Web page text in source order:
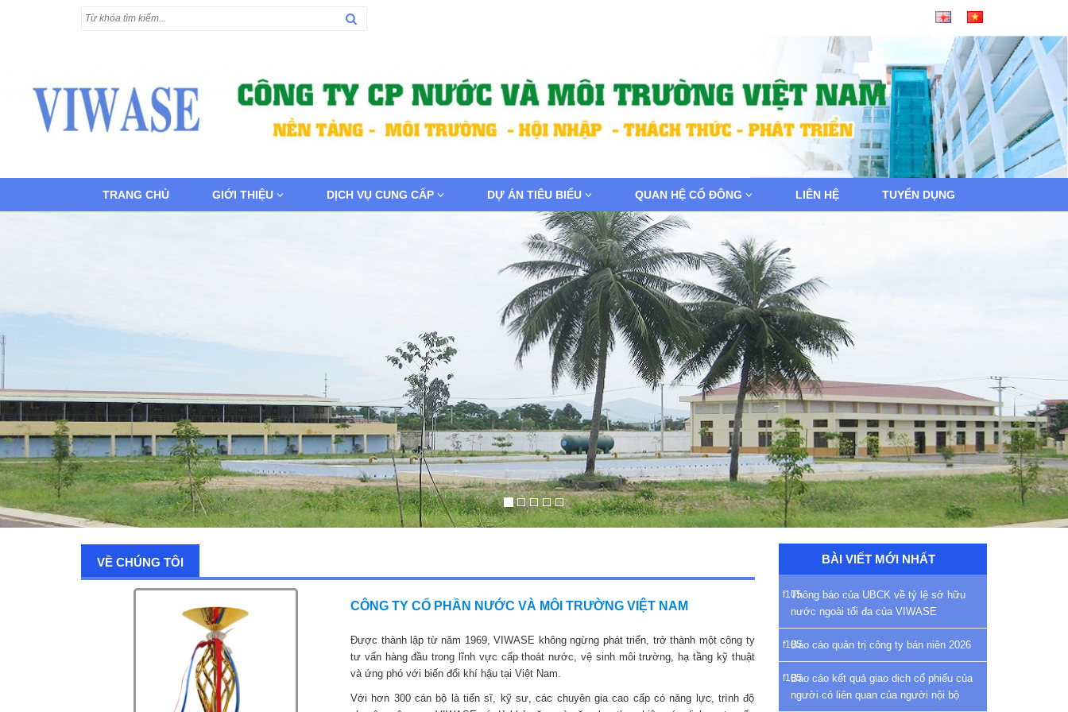
TRANG CHỦ GIỚI THIỆU DỊCH VỤ CUNG CẤP DỰ ÁN TIÊU BIỂU QUAN HỆ CỔ ĐÔNG LIÊN HỆ TUYỂN DỤNG
VỀ CHÚNG TÔI
CÔNG TY CỔ PHẦN NƯỚC VÀ MÔI TRƯỜNG VIỆT NAM
Được thành lập từ năm 1969, VIWASE không ngừng phát triển, trở thành một công ty
tư vấn hàng đầu trong lĩnh vực cấp thoát nước, vệ sinh môi trường, hạ tầng kỹ thuật
và ứng phó với biến đổi khí hậu tại Việt Nam.
Với hơn 300 cán bộ là tiến sĩ, kỹ sư, các chuyên gia cao cấp có năng lực, trình độ
BÀI VIẾT MỚI NHẤT
Thông báo của UBCK về tỷ lệ sở hữu
nước ngoài tối đa của VIWASE
Báo cáo quản trị công ty bán niên 2026
Báo cáo kết quả giao dịch cổ phiếu của
người có liên quan của người nội bộ